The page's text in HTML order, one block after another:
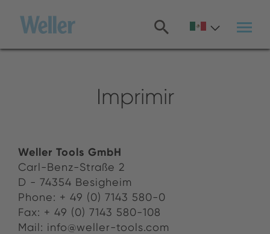
contenido
principal
Imprimir
Weller Tools GmbH
Carl-Benz-Straße 2
D - 74354 Be­sigheim
Phone: + 49 (0) 7143 580-0
Fax: + 49 (0) 7143 580-108
Mail: info@​weller-​tools.​com